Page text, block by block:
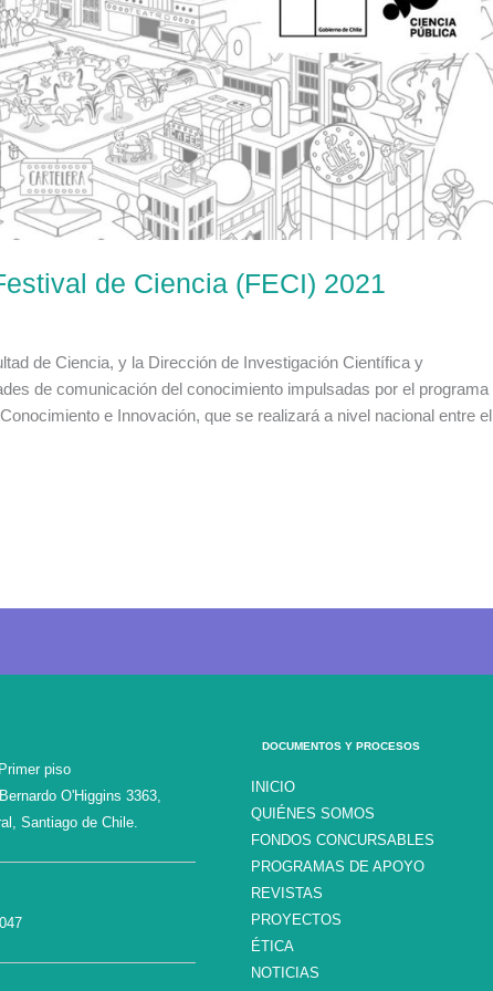
de Ciencia (FECI) 2021
de Ciencia, y la Dirección de Investigación Científica y
de comunicación del conocimiento impulsadas por el programa
e Innovación, que se realizará a nivel nacional entre el
piso
O'Higgins 3363,
Santiago de Chile.
DOCUMENTOS Y PROCESOS
INICIO
QUIÉNES SOMOS
FONDOS CONCURSABLES
PROGRAMAS DE APOYO
REVISTAS
PROYECTOS
ÉTICA
NOTICIAS